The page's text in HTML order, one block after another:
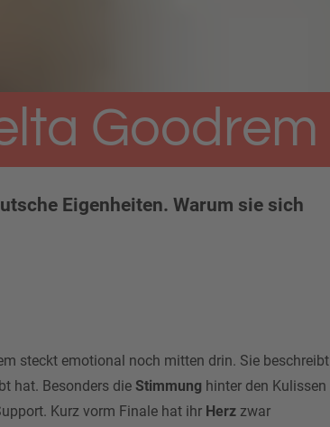
Goodrem
Eigenheiten. Warum sie sich
steckt emotional noch mitten drin. Sie beschreibt
hat. Besonders die Stimmung hinter den Kulissen
Kurz vorm Finale hat ihr Herz zwar